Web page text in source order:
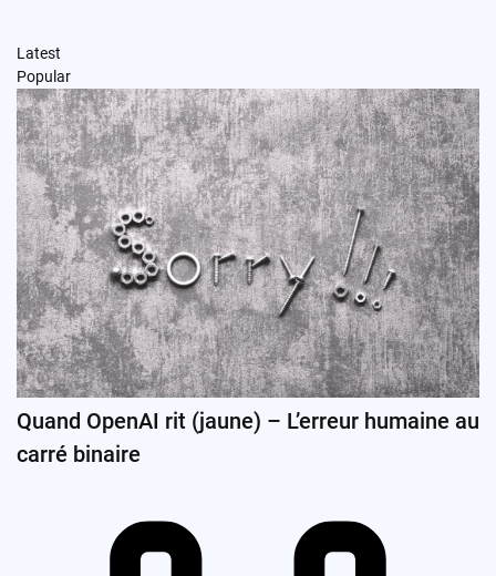
Latest
Popular
Quand OpenAI rit (jaune) – L’erreur humaine au
carré binaire